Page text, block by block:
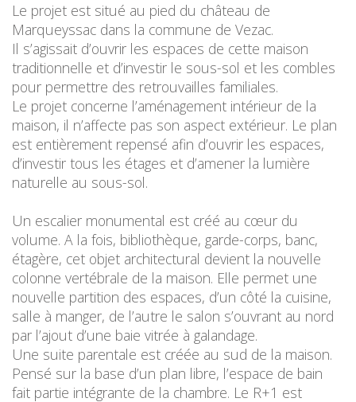
Le projet est situé au pied du château de
Marqueyssac dans la commune de Vezac.
Il s’agissait d’ouvrir les espaces de cette maison
traditionnelle et d’investir le sous-sol et les combles
pour permettre des retrouvailles familiales.
Le projet concerne l’aménagement intérieur de la
maison, il n’affecte pas son aspect extérieur. Le plan
est entièrement repensé afin d’ouvrir les espaces,
d’investir tous les étages et d’amener la lumière
naturelle au sous-sol.
Un escalier monumental est créé au cœur du
volume. A la fois, bibliothèque, garde-corps, banc,
étagère, cet objet architectural devient la nouvelle
colonne vertébrale de la maison. Elle permet une
nouvelle partition des espaces, d’un côté la cuisine,
salle à manger, de l’autre le salon s’ouvrant au nord
par l’ajout d’une baie vitrée à galandage.
Une suite parentale est créée au sud de la maison.
Pensé sur la base d’un plan libre, l’espace de bain
fait partie intégrante de la chambre. Le R+1 est